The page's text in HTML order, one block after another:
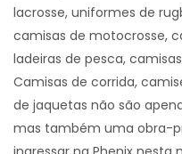
lacrosse, uniformes de
camisas de motocrosse,
ladeiras de pesca,
Camisas de corrida,
de jaquetas não são
mas também uma obra-